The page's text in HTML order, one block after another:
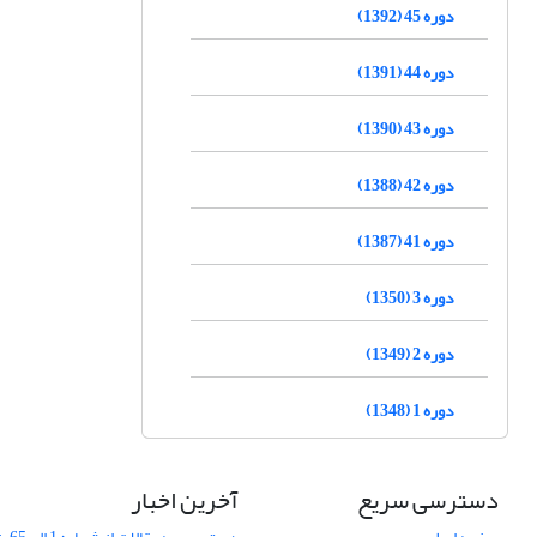
دوره 45 (1392)
دوره 44 (1391)
دوره 43 (1390)
دوره 42 (1388)
دوره 41 (1387)
دوره 3 (1350)
دوره 2 (1349)
دوره 1 (1348)
دسترسی سریع آخرین اخبار